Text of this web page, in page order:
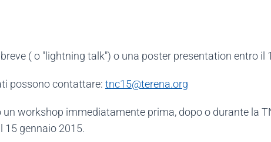
( o "lightning talk") o una poster presentation entro il
possono contattare: tnc15@terena.org
workshop immediatamente prima, dopo o durante la
15 gennaio 2015.